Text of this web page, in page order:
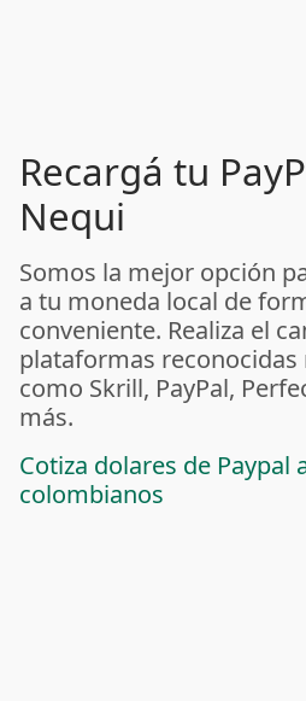
Recargá tu
Nequi
Somos la mejor opción
a tu moneda local de
conveniente. Realiza el
plataformas
como Skrill, PayPal,
más.
Cotiza dolares de Paypal
colombianos